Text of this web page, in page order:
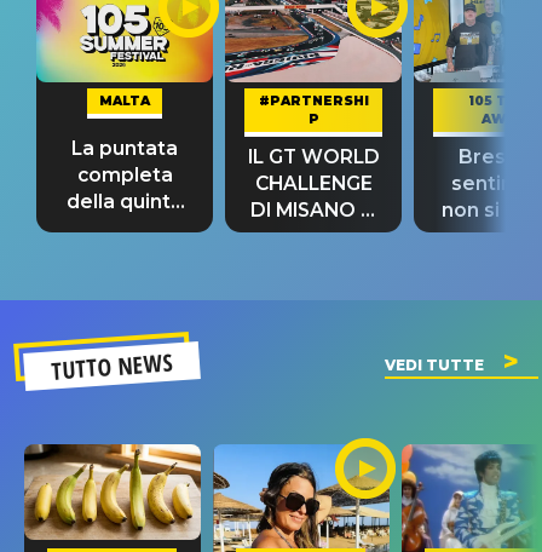
MALTA
La puntata
completa
della quinta
tappa
#PARTNERSHI
P
IL GT WORLD
CHALLENGE
DI MISANO si
riconferma
105 TAKE
AWAY
Bresh:
non si
fino alla
TUTTO NEWS VEDI TUTTE